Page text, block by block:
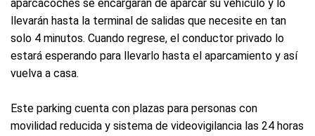
aparcacoches se encargarán de aparcar su vehículo y lo
llevarán hasta la terminal de salidas que necesite en tan
solo 4 minutos. Cuando regrese, el conductor privado lo
estará esperando para llevarlo hasta el aparcamiento y así
vuelva a casa.
Este parking cuenta con plazas para personas con
movilidad reducida y sistema de videovigilancia las 24 horas